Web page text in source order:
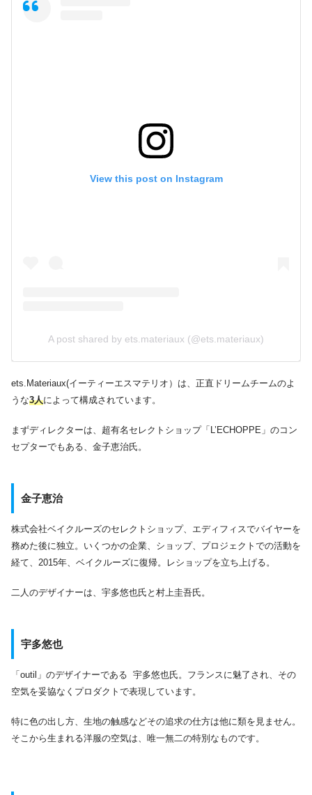
View this post on Instagram
A post shared by ets.materiaux (@ets.materiaux)
ets.Materiaux(イーティーエスマテリオ）は、正直ドリームチームのよ
うな3人によって構成されています。
まずディレクターは、超有名セレクトショップ「L’ECHOPPE」のコン
セプターでもある、金子恵治氏。
金子恵治
株式会社ベイクルーズのセレクトショップ、エディフィスでバイヤーを
務めた後に独立。いくつかの企業、ショップ、プロジェクトでの活動を
経て、2015年、ベイクルーズに復帰。レショップを立ち上げる。
二人のデザイナーは、宇多悠也氏と村上圭吾氏。
宇多悠也
「outil」のデザイナーである 宇多悠也氏。フランスに魅了され、その
空気を妥協なくプロダクトで表現しています。
特に色の出し方、生地の触感などその追求の仕方は他に類を見ません。
そこから生まれる洋服の空気は、唯一無二の特別なものです。